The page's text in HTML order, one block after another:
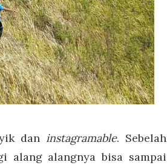
dan instagramable. Sebelah
alang alangnya bisa sampai